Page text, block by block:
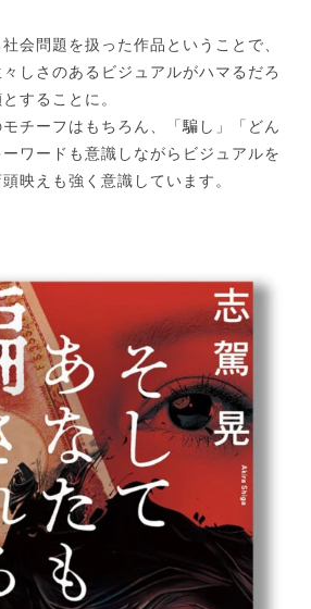
会問題を扱った作品ということで、
しさのあるビジュアルがハマるだろ
することに。
チーフはもちろん、「騙し」「どん
ワードも意識しながらビジュアルを
映えも強く意識しています。